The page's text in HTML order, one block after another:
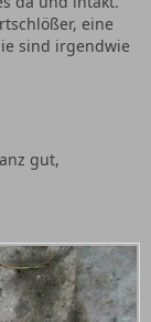
eine
sind irgendwie
gut,